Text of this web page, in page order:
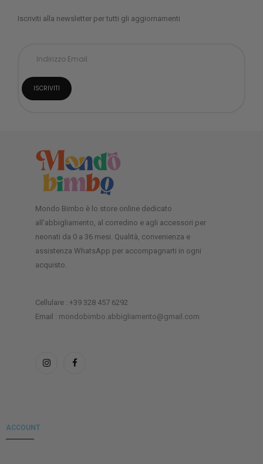
Iscriviti alla newsletter per tutti gli aggiornamenti
Mondo Bimbo è lo store online dedicato
all’abbigliamento, al corredino e agli accessori per
neonati da 0 a 36 mesi. Qualità, convenienza e
assistenza WhatsApp per accompagnarti in ogni
acquisto.
Cellulare : +39 328 457 6292
Email : mondobimbo.abbigliamento@gmail.com
ACCOUNT